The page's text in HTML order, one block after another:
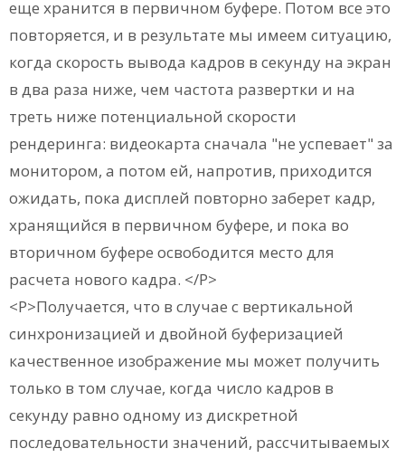
еще хранится в первичном буфере. Потом все это
повторяется, и в результате мы имеем ситуацию,
когда скорость вывода кадров в секунду на экран
в два раза ниже, чем частота развертки и на
треть ниже потенциальной скорости
рендеринга: видеокарта сначала "не успевает" за
монитором, а потом ей, напротив, приходится
ожидать, пока дисплей повторно заберет кадр,
хранящийся в первичном буфере, и пока во
вторичном буфере освободится место для
расчета нового кадра. </P>
<P>Получается, что в случае с вертикальной
синхронизацией и двойной буферизацией
качественное изображение мы может получить
только в том случае, когда число кадров в
секунду равно одному из дискретной
последовательности значений, рассчитываемых